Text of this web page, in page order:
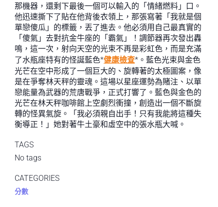
那機器，還剩下最後一個可以輸入的「情緒燃料」口。
他迅速撕下了貼在他背後衣領上，那張寫著「我就是個
單戀傻瓜」的標籤，丟了進去。他必須用自己最真實的
「傻氣」去對抗金牛座的「霸氣」！調節器再次發出轟
鳴，這一次，射向天空的光束不再是彩虹色，而是充滿
了水瓶座特有的怪誕藍色*健康檢查*。藍色光束與金色
光芒在空中形成了一個巨大的、旋轉著的太極圖案，像
是在爭奪林天秤的靈魂。這場以星座運勢為賭注、以單
戀能量為武器的荒唐戰爭，正式打響了。藍色與金色的
光芒在林天秤咖啡館上空劇烈衝撞，創造出一個不斷旋
轉的怪異氣旋。「我必須親自出手！只有我能將這種失
衡導正！」她對著牛土豪和虛空中的張水瓶大喊。
TAGS
No tags
CATEGORIES
分數